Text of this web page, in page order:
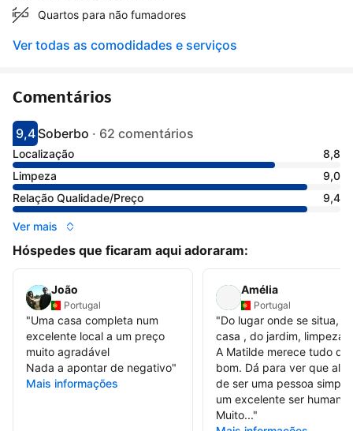
Quartos para não fumadores
Ver todas as comodidades e serviços
Comentários
Pontuado com 9.4
9,4
Avaliado como soberbo
Soberbo · 62 comentários
Localização
8,8
Limpeza
9,0
Relação Qualidade/Preço
9,4
Ver mais
Hóspedes que ficaram aqui adoraram:
João
Portugal
"Uma casa completa num
excelente local a um preço
muito agradável
Nada a apontar de negativo"
Mais informações
Amélia
Portugal
"Do lugar onde se situa,
casa , do jardim, limpeza...
A Matilde merece tudo de
bom. Dá para ver que
de ser uma pessoa
um excelente ser humano.
Muito..."